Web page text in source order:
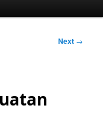
Next →